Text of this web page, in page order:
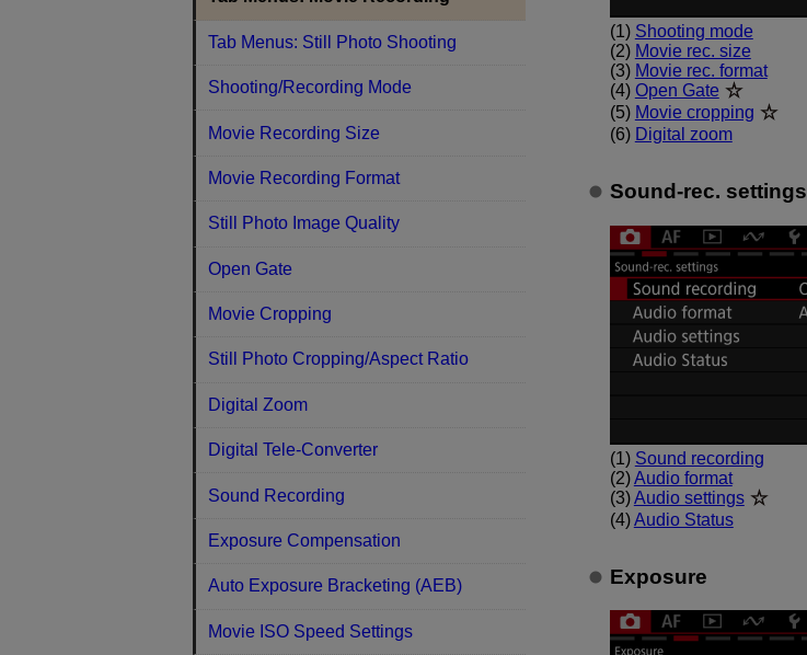
(1) Shooting mode
(2) Movie rec. size
(3) Movie rec. format
(4) Open Gate
(5) Movie cropping
(6) Digital zoom
Sound-rec. settings
(1) Sound recording
(2)Audio format
(3)Audio settings
(4)Audio Status
Exposure
Tab Menus: Still Photo Shooting
Shooting/Recording Mode
Movie Recording Size
Movie Recording Format
Still Photo Image Quality
Open Gate
Movie Cropping
Still Photo Cropping/Aspect Ratio
Digital Zoom
Digital Tele-Converter
Sound Recording
Exposure Compensation
Auto Exposure Bracketing (AEB)
Movie ISO Speed Settings